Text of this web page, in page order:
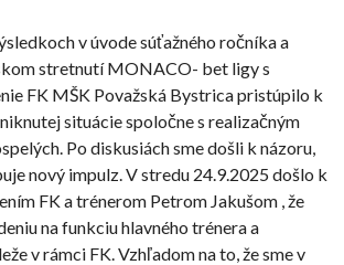
v úvode súťažného ročníka a
stretnutí MONACO- bet ligy s
FK MŠK Považská Bystrica pristúpilo k
situácie spoločne s realizačným
Po diskusiách sme došli k názoru,
nový impulz. V stredu 24.9.2025 došlo k
FK a trénerom Petrom Jakušom , že
na funkciu hlavného trénera a
v rámci FK. Vzhľadom na to, že sme v